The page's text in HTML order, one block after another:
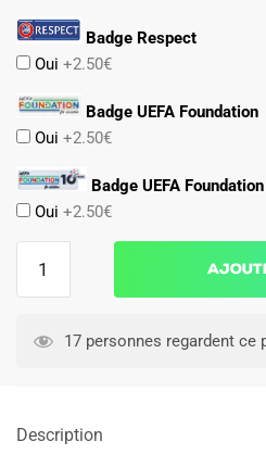
Badge Respect
Oui +2.50€
Badge UEFA Foundation
Oui +2.50€
Badge UEFA
Oui +2.50€
Domicile
17 personnes regardent ce
Description